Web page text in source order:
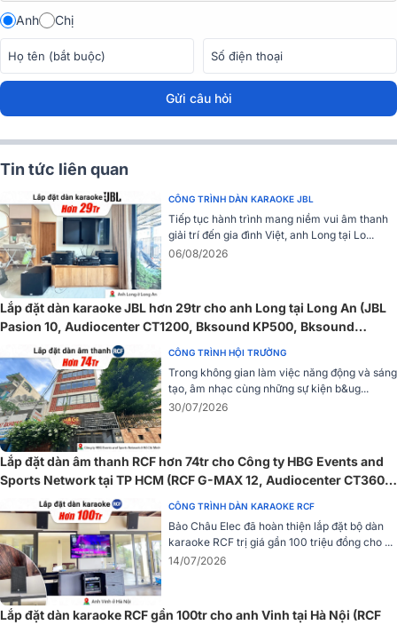
Anh Chị
Gửi câu hỏi
Tin tức liên quan
CÔNG TRÌNH DÀN KARAOKE JBL
Tiếp tục hành trình mang niềm vui âm thanh
giải trí đến gia đình Việt, anh Long tại Lo...
06/08/2026
Lắp đặt dàn karaoke JBL hơn 29tr cho anh Long tại Long An (JBL
Pasion 10, Audiocenter CT1200, Bksound KP500, Bksound
SW212, BCE U900 Plus X)
CÔNG TRÌNH HỘI TRƯỜNG
Trong không gian làm việc năng động và sáng
tạo, âm nhạc cùng những sự kiện b&ug...
30/07/2026
Lắp đặt dàn âm thanh RCF hơn 74tr cho Công ty HBG Events and
Sports Network tại TP HCM (RCF G-MAX 12, Audiocenter CT3600,
JBL VX9...)
CÔNG TRÌNH DÀN KARAOKE RCF
Bảo Châu Elec đã hoàn thiện lắp đặt bộ dàn
karaoke RCF trị giá gần 100 triệu đồng cho ...
14/07/2026
Lắp đặt dàn karaoke RCF gần 100tr cho anh Vinh tại Hà Nội (RCF